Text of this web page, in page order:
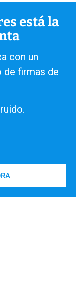
está la
con un
de firmas de